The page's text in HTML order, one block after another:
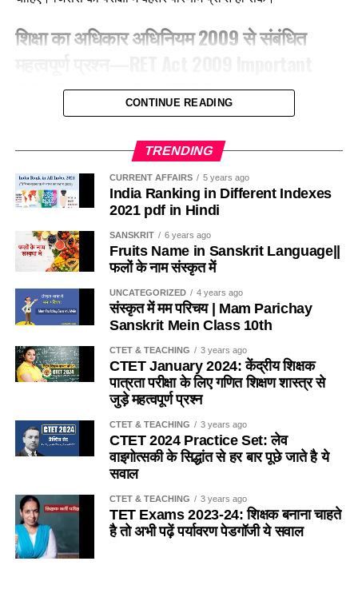
Ans-b
Q.3 ग्रामीण क्षेत्रों में, गाय के गोबर में मिट्टी के घरों की दीवारों और फर्श
(a) फर्श को प्रकृतिक रंग देने के लिए
(d) खुरदरा बनाकर घर्षण बढाने के लिए
Ans-b
Q.4 निम्नलिखित में से कौन-सा कीट मधुमक्खीयाँ की भाँती कॉलोनी (बस्ती)
में एक साथ नहीं रहता है ? / Which of the following insects
does not live together in a colony (colony) like bees?
(a) तेतैया दर्श
(b) चिंटी
(c) दीमक
(d) मकड़ी
Q.5 कुत्ता मछली का आवास है
(a) नदी
शिक्षा का अधिकार अधिनियम 2009 से संबंधित
MCQ Questions For CTET Exam
1. RTE 2009 की किस धारा के अनुसार सरकारी विद्यालयों में कुल
स्वीकृत पदों में से 20% से अधिक खाली नहीं होंगे?According to
which section of RTE-2009, not more than 20% of the
sanctioned posts in government schools will be
vacant?
(a) धारा-26
(b) धारा-27
(c) धारा-28
Ans- d
2. यदि किसी विद्यालय में 151 विद्यार्थी है, तो प्रधानाध्यापक सहित
अध्यापकों की संख्या कितनी होगी ?/If there are 151 students in
a school, then what will be the number of teachers
including the headmaster?
(a) 4
(b) 5
CONTINUE READING
TRENDING
CURRENT AFFAIRS 5 years ago
India Ranking in Different Indexes
2021 pdf in Hindi
SANSKRIT 6 years ago
Fruits Name in Sanskrit Language||
फलों के नाम संस्कृत में
UNCATEGORIZED 4 years ago
संस्कृत में मम परिचय | Mam Parichay
Sanskrit Mein Class 10th
CTET & TEACHING 3 years ago
CTET January 2024: केंद्रीय शिक्षक
पात्रता परीक्षा के लिए गणित शिक्षण शास्त्र से
जुड़े महत्वपूर्ण प्रश्न
CTET & TEACHING 3 years ago
CTET 2024 Practice Set: लेव
वाइगोत्सकी के सिद्धांत से हर बार पूछे जाते है ये
सवाल
CTET & TEACHING 3 years ago
TET Exams 2023-24: शिक्षक बनाना चाहते
है तो अभी पढ़ें पर्यावरण पेडगॉजी ये सवाल